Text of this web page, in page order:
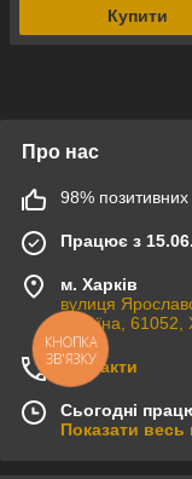
Купити
Про нас
98% позитивних
Працює з
м. Харків
вулиця
Україна, 61052,
Контакти
Сьогодні
Показати весь
КНОПКА
ЗВ'ЯЗКУ